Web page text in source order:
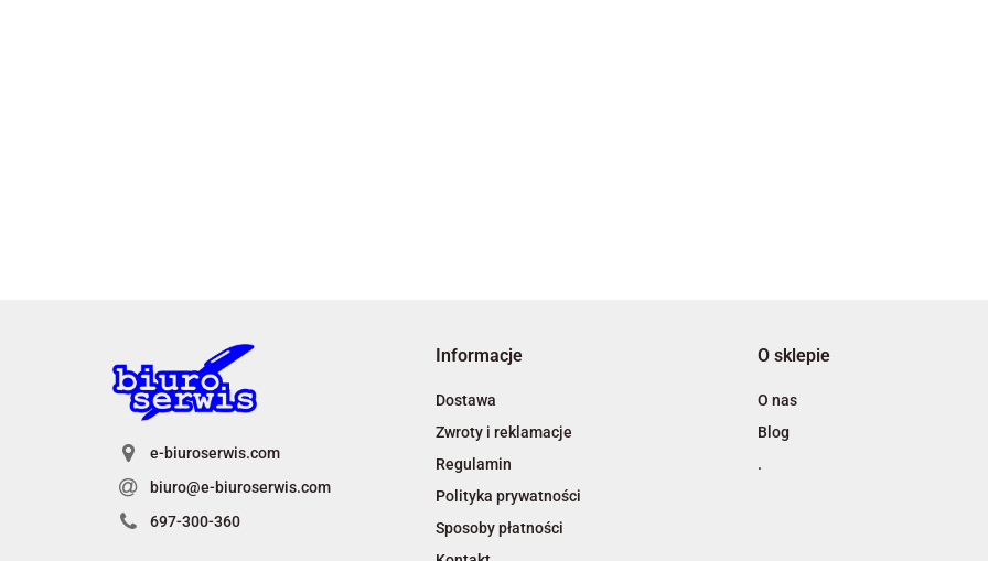
A4 Tech
e-biuroserwis.com
biuro@e-biuroserwis.com
697-300-360
Informacje
Dostawa
Zwroty i reklamacje
Regulamin
Polityka prywatności
Sposoby płatności
O sklepie
O nas
Blog
.